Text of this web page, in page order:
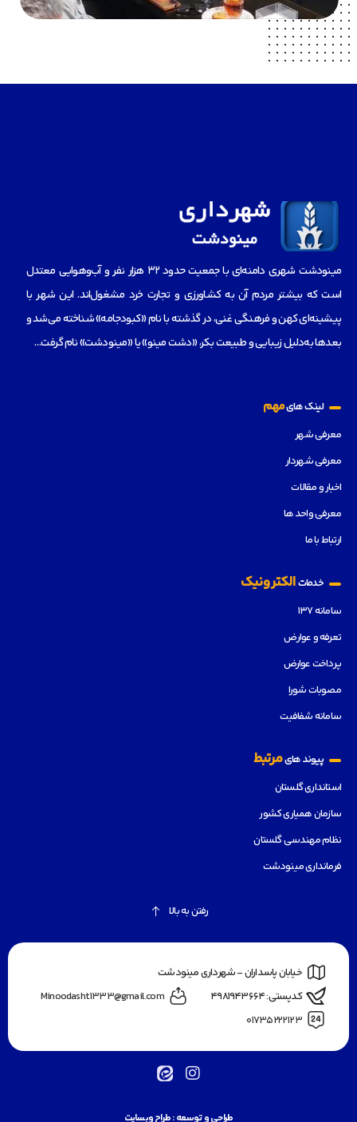
مینودشت شهری دامنه‌ای با جمعیت حدود ۳۲ هزار نفر و آب‌و‌هوایی معتدل
است که بیشتر مردم آن به کشاورزی و تجارت خرد مشغول‌اند. این شهر با
پیشینه‌ای کهن و فرهنگی غنی، در گذشته با نام «کبودجامه» شناخته می‌شد و
بعدها به‌دلیل زیبایی و طبیعت بکر، «دشت مینو» یا «مینودشت» نام گرفت…
لینک هایمهم
معرفی شهر
معرفی شهردار
اخبار و مقالات
معرفی واحد ها
ارتباط با ما
خدماتالکترونیک
سامانه ۱۳۷
تعرفه و عوارض
پرداخت عوارض
مصوبات شورا
سامانه شفافیت
پیوند هایمرتبط
استانداری گلستان
سازمان همیاری کشور
نظام مهندسی گلستان
فرمانداری مینودشت
رفتن به بالا
خیابان پاسداران - شهرداری مینودشت
کدپستی: ۴۹۸۱۹۴۳۶۶۴
Minoodasht1333@gmail.com
۰۱۷۳۵۲۲۲۱۲۳
طراحی و توسعه :طراح وبسایت